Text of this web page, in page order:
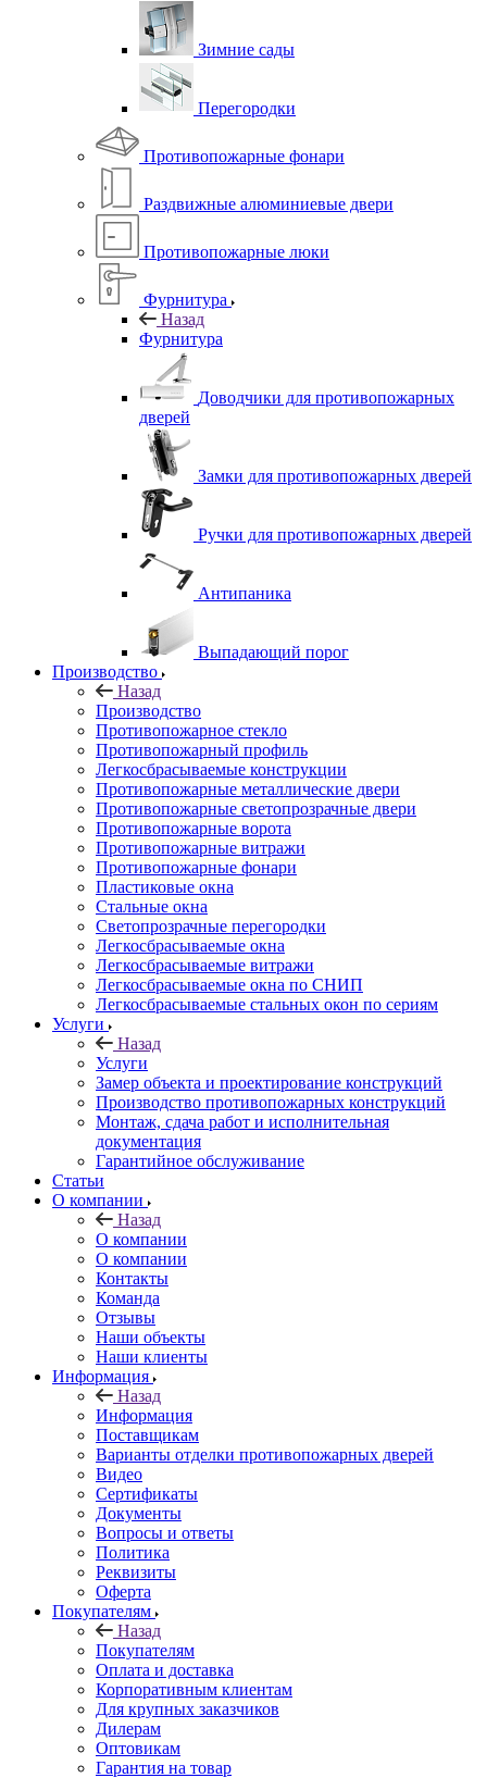
Зимние сады
Перегородки
Противопожарные фонари
Раздвижные алюминиевые двери
Противопожарные люки
Фурнитура
Назад
Фурнитура
Доводчики для противопожарных
дверей
Замки для противопожарных дверей
Ручки для противопожарных дверей
Антипаника
Выпадающий порог
Производство
Назад
Производство
Противопожарное стекло
Противопожарный профиль
Легкосбрасываемые конструкции
Противопожарные металлические двери
Противопожарные светопрозрачные двери
Противопожарные ворота
Противопожарные витражи
Противопожарные фонари
Пластиковые окна
Стальные окна
Светопрозрачные перегородки
Легкосбрасываемые окна
Легкосбрасываемые витражи
Легкосбрасываемые окна по СНИП
Легкосбрасываемые стальных окон по сериям
Услуги
Назад
Услуги
Замер объекта и проектирование конструкций
Производство противопожарных конструкций
Монтаж, сдача работ и исполнительная
документация
Гарантийное обслуживание
Статьи
О компании
Назад
О компании
О компании
Контакты
Команда
Отзывы
Наши объекты
Наши клиенты
Информация
Назад
Информация
Поставщикам
Варианты отделки противопожарных дверей
Видео
Сертификаты
Документы
Вопросы и ответы
Политика
Реквизиты
Оферта
Покупателям
Назад
Покупателям
Оплата и доставка
Корпоративным клиентам
Для крупных заказчиков
Дилерам
Оптовикам
Гарантия на товар